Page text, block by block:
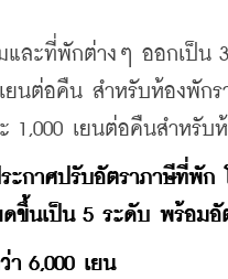
ละที่พักต่างๆ ออกเป็น
นต่อคืน สำหรับห้องพักร
1,000 เยนต่อคืนสำหรับ
ระกาศปรับอัตราภาษีที่พั
ดขึ้นเป็น 5 ระดับ พร้อม
า 6,000 เยน